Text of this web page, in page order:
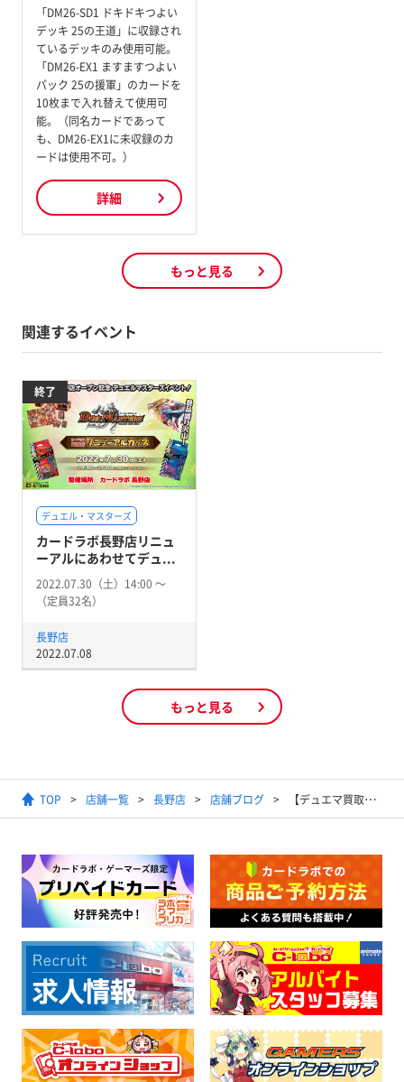
「DM26-SD1 ドキドキつよい
デッキ 25の王道」に収録され
ているデッキのみ使用可能。
「DM26-EX1 ますますつよい
パック 25の援軍」のカードを
10枚まで入れ替えて使用可
能。（同名カードであって
も、DM26-EX1に未収録のカ
ードは使用不可。）
詳細
もっと見る
関連するイベント
終了
デュエル・マスターズ
カードラボ長野店リニュ
ーアルにあわせてデュ...
2022.07.30（土）14:00 〜
（定員32名）
長野店
2022.07.08
もっと見る
TOP 店舗一覧 長野店 店舗ブログ 【デュエマ買取情報】絶望と反魂と滅殺の決断 1,300円買取等！！【ほかにも買取募集中！】